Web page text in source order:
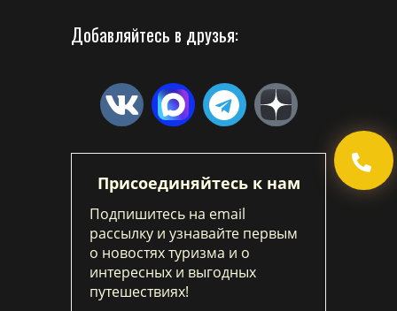
Добавляйтесь в друзья:
Присоединяйтесь к нам
Подпишитесь на email
рассылку и узнавайте первым
о новостях туризма и о
интересных и выгодных
путешествиях!